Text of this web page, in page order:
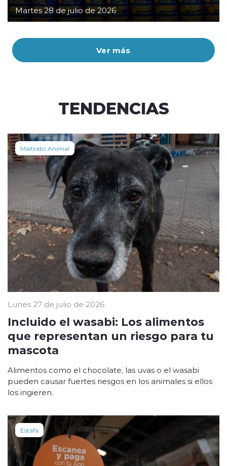
Ver más
Martes 28 de julio de 2026
TENDENCIAS
Maltrato Animal
Lunes 27 de julio de 2026
Incluido el wasabi: Los alimentos
que representan un riesgo para tu
mascota
Alimentos como el chocolate, las uvas o el wasabi
pueden causar fuertes riesgos en los animales si ellos
los ingieren.
Estafa